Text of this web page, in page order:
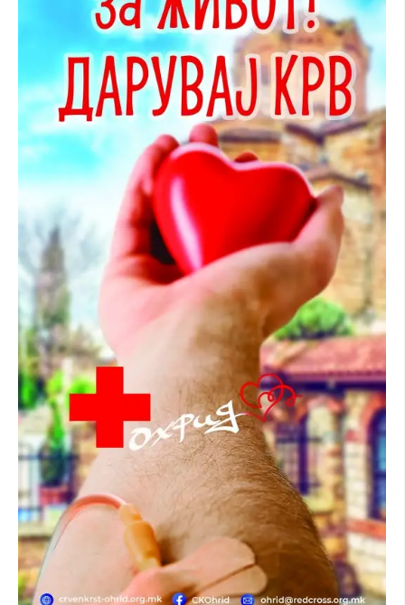
ИСТРАЖУВАЊЕ НА ЈАВНО МИСЛЕЊЕ
МЕЃУНАРОДНА СОРАБОТКА
ЗНАЧЕЊЕ НА СЛУЖБАТА ЗА БАРАЊЕ
ФОРМУЛАРИ ЗА БАРАЊА
ЗДРАВСТВЕНО ПРЕВЕНТИВНА ДЕЈНОСТ
ПРВА ПОМОШ
КРВОДАРИТЕЛСТВО
ИНФОРМАЦИИ ЗА БОЛЕСТИ
МЕНАЏМЕНТ НА ВОЛОНТЕРИ
ЗА НАС
ДЕЈСТВУВАЊЕ
ПРИРАЧНИЦИ
СТРАТЕГИИ
ЕДУКАТИВНО ИНФОРМАТИВНИ МАТЕРИЈАЛИ